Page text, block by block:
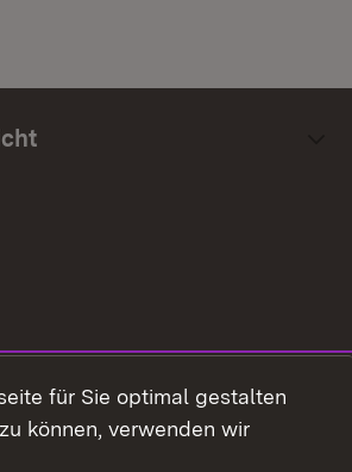
für Sie optimal gestalten
können, verwenden wir